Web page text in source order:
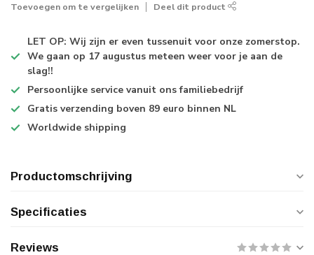
Toevoegen om te vergelijken Deel dit product
LET OP: Wij zijn er even tussenuit voor onze zomerstop.
We gaan op 17 augustus meteen weer voor je aan de
slag!!
Persoonlijke service vanuit ons familiebedrijf
Gratis verzending boven 89 euro binnen NL
Worldwide shipping
Productomschrijving
Specificaties
Reviews